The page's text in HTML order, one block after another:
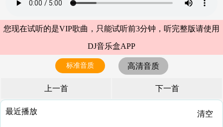
您现在试听的是VIP歌曲，只能试听前3分钟，听完整版请使用
DJ音乐盒APP
标准音质 高清音质
上一首 下一首
最近播放 清空